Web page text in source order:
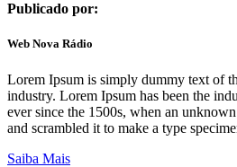
Publicado por:
Web Nova Rádio
Lorem Ipsum is simply dummy text of
industry. Lorem Ipsum has been the
ever since the 1500s, when an
and scrambled it to make a type
Saiba Mais